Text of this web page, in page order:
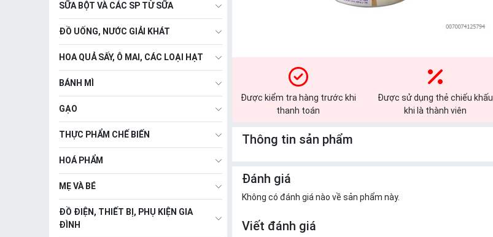
SỮA BỘT VÀ CÁC SP TỪ SỮA
ĐỒ UỐNG, NƯỚC GIẢI KHÁT
HOA QUẢ SẤY, Ô MAI, CÁC LOẠI HẠT
BÁNH MÌ
GẠO
THỰC PHẨM CHẾ BIẾN
HOÁ PHẨM
MẸ VÀ BÉ
ĐỒ ĐIỆN, THIẾT BỊ, PHỤ KIỆN GIA
ĐÌNH
Được kiểm tra hàng trước khi
thanh toán
Được sử dụng thẻ chiếu khấu
khi là thành viên
Thông tin sản phẩm
Đánh giá
Không có đánh giá nào về sản phẩm này.
Viết đánh giá